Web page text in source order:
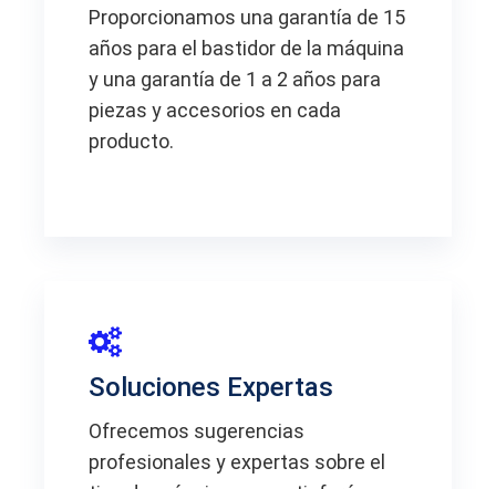
Proporcionamos una garantía de 15
años para el bastidor de la máquina
y una garantía de 1 a 2 años para
piezas y accesorios en cada
producto.
Soluciones Expertas
Ofrecemos sugerencias
profesionales y expertas sobre el